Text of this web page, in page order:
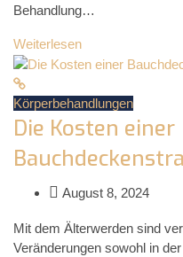
Behandlung…
Weiterlesen
Körperbehandlungen
Die Kosten einer
August 8, 2024
Mit dem Älterwerden sind
Veränderungen sowohl in